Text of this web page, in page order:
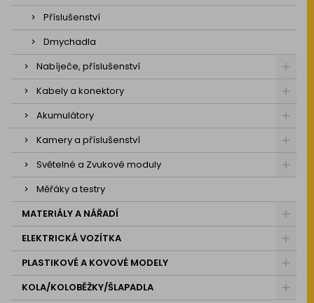
Příslušenství
Dmychadla
Nabíječe, příslušenství
Kabely a konektory
Akumulátory
Kamery a příslušenství
Světelné a Zvukové moduly
Měřáky a testry
MATERIÁLY A NÁŘADÍ
ELEKTRICKÁ VOZÍTKA
PLASTIKOVÉ A KOVOVÉ MODELY
KOLA/KOLOBĚŽKY/ŠLAPADLA